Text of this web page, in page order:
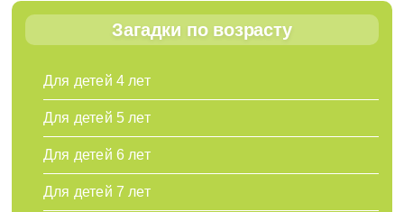
Загадки по возрасту
Для детей 4 лет
Для детей 5 лет
Для детей 6 лет
Для детей 7 лет